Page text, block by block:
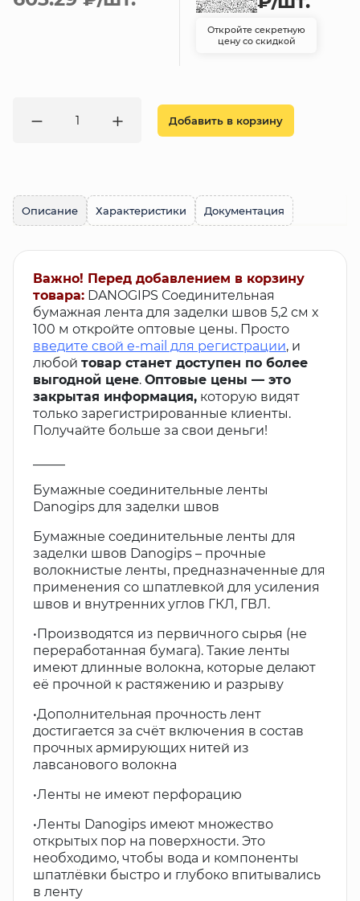
Откройте секретную
цену со скидкой
Добавить в корзину
Описание Характеристики Документация
Важно! Перед добавлением в корзину
товара: DANOGIPS Соединительная
бумажная лента для заделки швов 5,2 см x
100 м откройте оптовые цены. Просто
введите свой e-mail для регистрации, и
любой товар станет доступен по более
выгодной цене. Оптовые цены — это
закрытая информация, которую видят
только зарегистрированные клиенты.
Получайте больше за свои деньги!
Бумажные соединительные ленты
Danogips для заделки швов
Бумажные соединительные ленты для
заделки швов Danogips – прочные
волокнистые ленты, предназначенные для
применения со шпатлевкой для усиления
швов и внутренних углов ГКЛ, ГВЛ.
•Производятся из первичного сырья (не
переработанная бумага). Такие ленты
имеют длинные волокна, которые делают
её прочной к растяжению и разрыву
•Дополнительная прочность лент
достигается за счёт включения в состав
прочных армирующих нитей из
лавсанового волокна
•Ленты не имеют перфорацию
•Ленты Danogips имеют множество
открытых пор на поверхности. Это
необходимо, чтобы вода и компоненты
шпатлёвки быстро и глубоко впитывались
в ленту